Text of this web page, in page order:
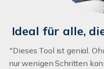
Ideal für alle,
"Dieses Tool ist genial.
nur wenigen Schritten